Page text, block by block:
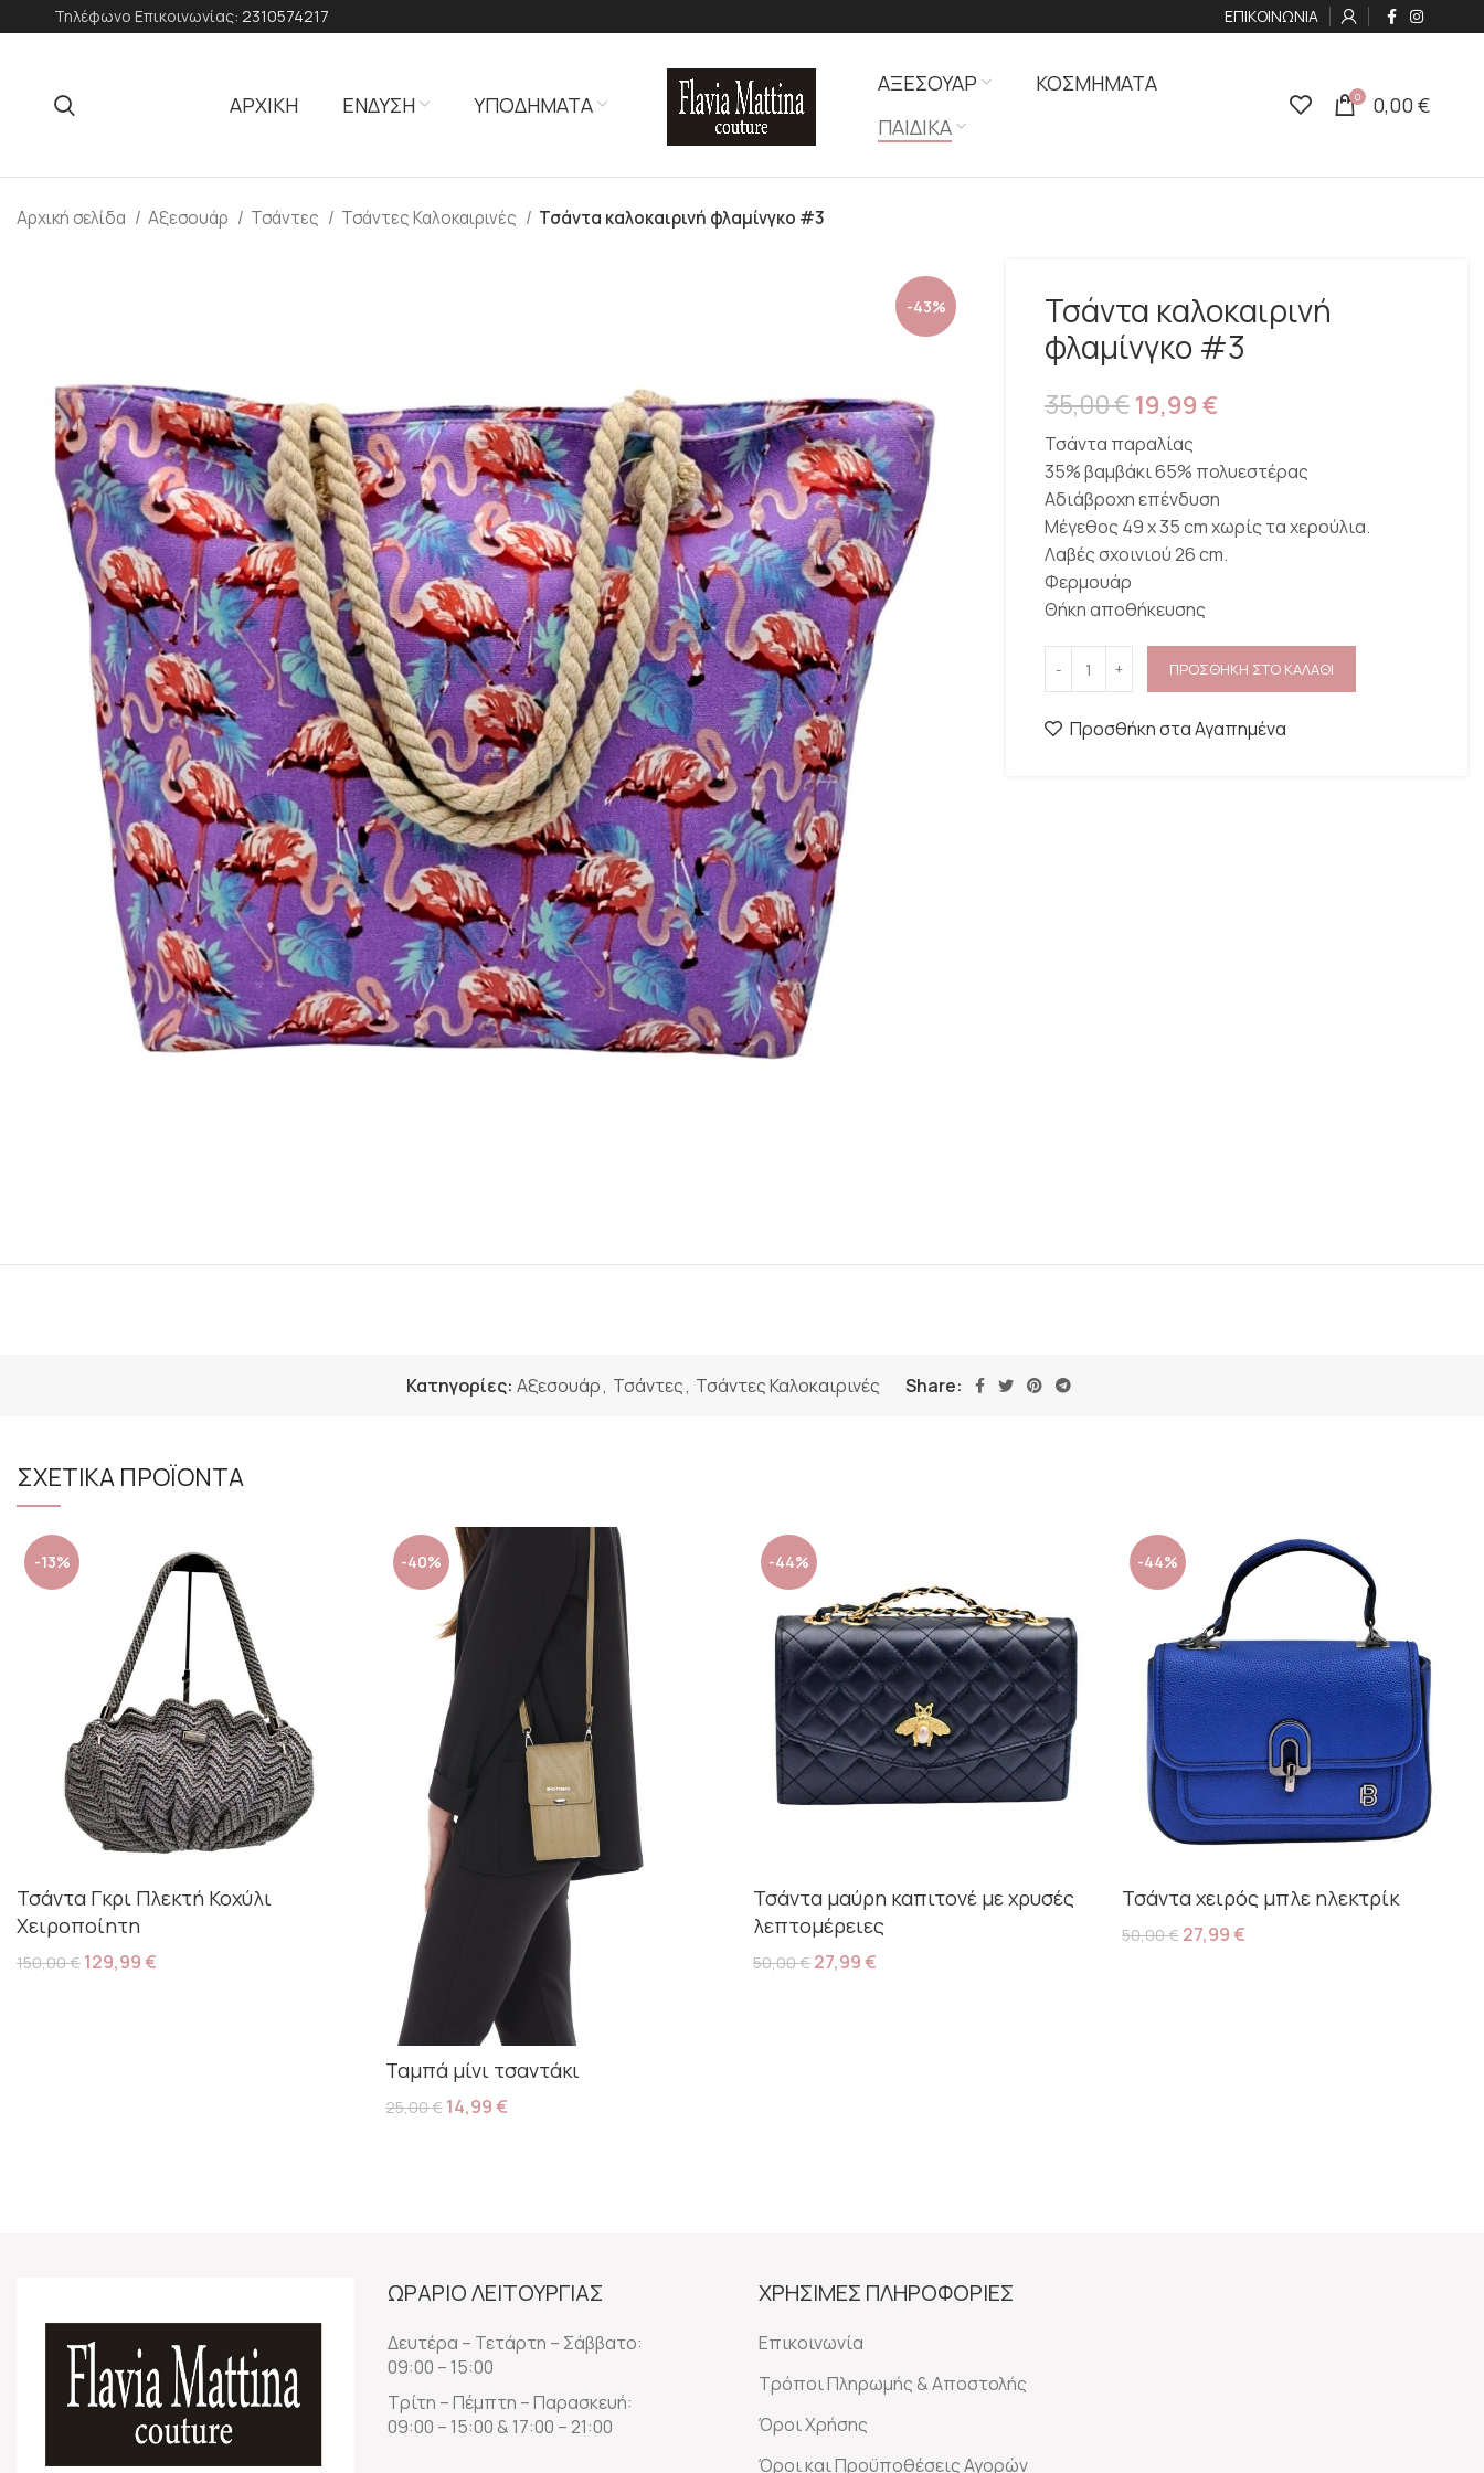
Τηλέφωνο Επικοινωνίας: 2310574217 ΕΠΙΚΟΙΝΩΝΙΑ
ΑΡΧΙΚΗ ΕΝΔΥΣΗ ΥΠΟΔΗΜΑΤΑ
ΑΞΕΣΟΥΑΡ
ΚΟΣΜΗΜΑΤΑ
ΠΑΙΔΙΚΑ
0 0,00€
Αρχική σελίδα Αξεσουάρ Τσάντες Τσάντες Καλοκαιρινές Τσάντα καλοκαιρινή φλαμίνγκο #3
-43%
Τσάντα καλοκαιρινή
φλαμίνγκο #3
35,00€ 19,99 €
Τσάντα παραλίας
35% βαμβάκι 65% πολυεστέρας
Αδιάβροχη επένδυση
Μέγεθος 49 x 35 cm χωρίς τα χερούλια.
Λαβές σχοινιού 26 cm.
Φερμουάρ
Θήκη αποθήκευσης
ΠΡΟΣΘΗΚΗ ΣΤΟ ΚΑΛΑΘΙ
Προσθήκη στα Αγαπημένα
Κατηγορίες: Αξεσουάρ, Τσάντες, Τσάντες Καλοκαιρινές Share:
ΣΧΕΤΙΚΑ ΠΡΟΪΟΝΤΑ
-13%
Τσάντα Γκρι Πλεκτή Κοχύλι
Χειροποίητη
150,00€ 129,99€
-40%
Ταμπά μίνι τσαντάκι
25,00€ 14,99€
-44%
Τσάντα μαύρη καπιτονέ με χρυσές
λεπτομέρειες
50,00€ 27,99€
-44%
Τσάντα χειρός μπλε ηλεκτρίκ
50,00€ 27,99€
ΩΡΑΡΙΟ ΛΕΙΤΟΥΡΓΙΑΣ
Δευτέρα – Τετάρτη – Σάββατο:
09:00 – 15:00
Τρίτη – Πέμπτη – Παρασκευή:
09:00 – 15:00 & 17:00 – 21:00
ΧΡΗΣΙΜΕΣ ΠΛΗΡΟΦΟΡΙΕΣ
Επικοινωνία
Τρόποι Πληρωμής & Αποστολής
Όροι Χρήσης
Όροι και Προϋποθέσεις Αγορών